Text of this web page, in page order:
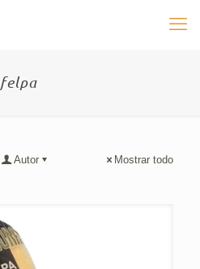
felpa
Autor Mostrar todo